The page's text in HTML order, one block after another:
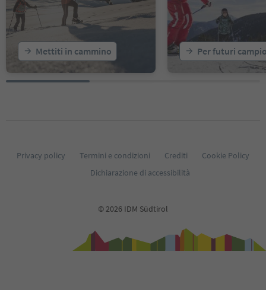
Mettiti in cammino Per futuri
Privacy policy Termini e condizioni Crediti
Cookie Policy
Dichiarazione di accessibilità
© 2026 IDM Südtirol